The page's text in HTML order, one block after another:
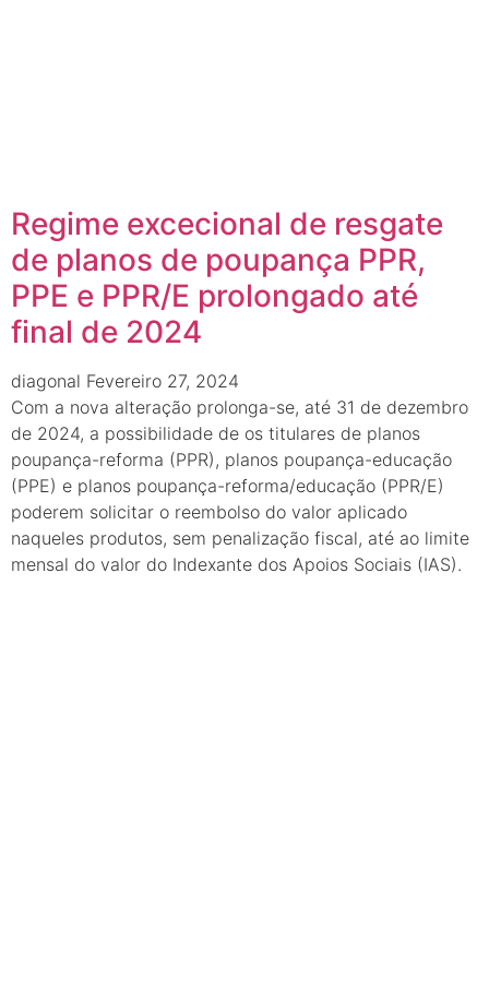
Regime excecional de resgate
de planos de poupança PPR,
PPE e PPR/E prolongado até
final de 2024
diagonal Fevereiro 27, 2024
Com a nova alteração prolonga-se, até 31 de dezembro
de 2024, a possibilidade de os titulares de planos
poupança-reforma (PPR), planos poupança-educação
(PPE) e planos poupança-reforma/educação (PPR/E)
poderem solicitar o reembolso do valor aplicado
naqueles produtos, sem penalização fiscal, até ao limite
mensal do valor do Indexante dos Apoios Sociais (IAS).